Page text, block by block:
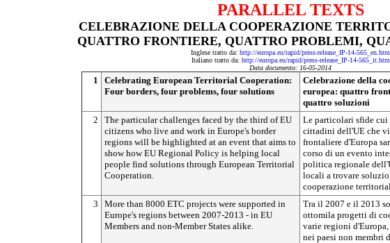
PARALLEL TEXTS
CELEBRAZIONE DELLA COOPERAZIONE
QUATTRO FRONTIERE, QUATTRO PROBLEMI,
Inglese tratto da: http://europa.eu/rapid/press-release_IP-14-565_en.htm
Italiano tratto da: http://europa.eu/rapid/press-release_IP-14-565_it.htm
Data documento: 16-05-2014
1
Celebrating European Territorial Cooperation:
Four borders, four problems, four solutions
Celebrazione della
europea: quattro
quattro soluzioni
2
The particular challenges faced by the third of EU
citizens who live and work in Europe's border
regions will be highlighted at an event that aims to
show how EU Regional Policy is helping local
people find solutions through European Territorial
Cooperation.
Le particolari sfide cui
cittadini dell'UE che
frontaliere d'Europa
corso di un evento
politica regionale
locali a trovare
cooperazione
3
More than 8000 ETC projects were supported in
Europe's regions between 2007-2013 - in EU
Members and non-Member States alike.
Tra il 2007 e il 2013
ottomila progetti di
varie regioni
nei paesi non membri